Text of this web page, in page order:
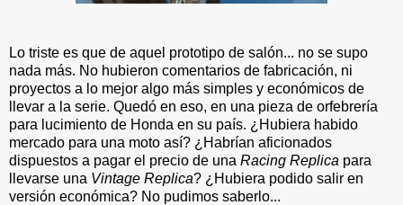
Lo triste es que de aquel prototipo de salón... no se supo
nada más. No hubieron comentarios de fabricación, ni
proyectos a lo mejor algo más simples y económicos de
llevar a la serie. Quedó en eso, en una pieza de orfebrería
para lucimiento de Honda en su país. ¿Hubiera habido
mercado para una moto así? ¿Habrían aficionados
dispuestos a pagar el precio de una Racing Replica para
llevarse una Vintage Replica? ¿Hubiera podido salir en
versión económica? No pudimos saberlo...